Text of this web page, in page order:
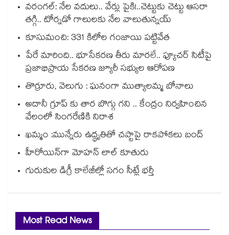
వరంగల్‍: నేల వదులు.. వేర్లు పైకి!..చెట్టుకు చెట్టు ఆసరా
తగ్గి.. టోర్నడో గాలులకు నేల వాలుతున్నయ్
కూసుమంచి: 331 కిలోల గంజాయి పట్టివేత
పేరే మారింది.. భూసేకరణ తీరు మారలే.. ఫ్యూచర్ సిటీపై
ప్రజాభిప్రాయ సేకరణ జ్యూరీ సభ్యుల ఆరోపణ
తొర్రూరు, వెలుగు : ఘనంగా ముత్యాలమ్మ బోనాలు
అదానీ గ్రూప్ కు తార బొగ్గు గని .. కేంద్రం నిర్వహించిన
వేలంలో సింగరేణికి నిరాశ
ఖమ్మం :మున్నేరు ఉద్ధృతితో చప్టాపై రాకపోకలు బంద్
హీరోయిన్⁭గా మోహన్ లాల్ కూతురు
గురుకుల డిగ్రీ కాలేజీల్లో సగం సీట్లే భర్తీ
Most Read News